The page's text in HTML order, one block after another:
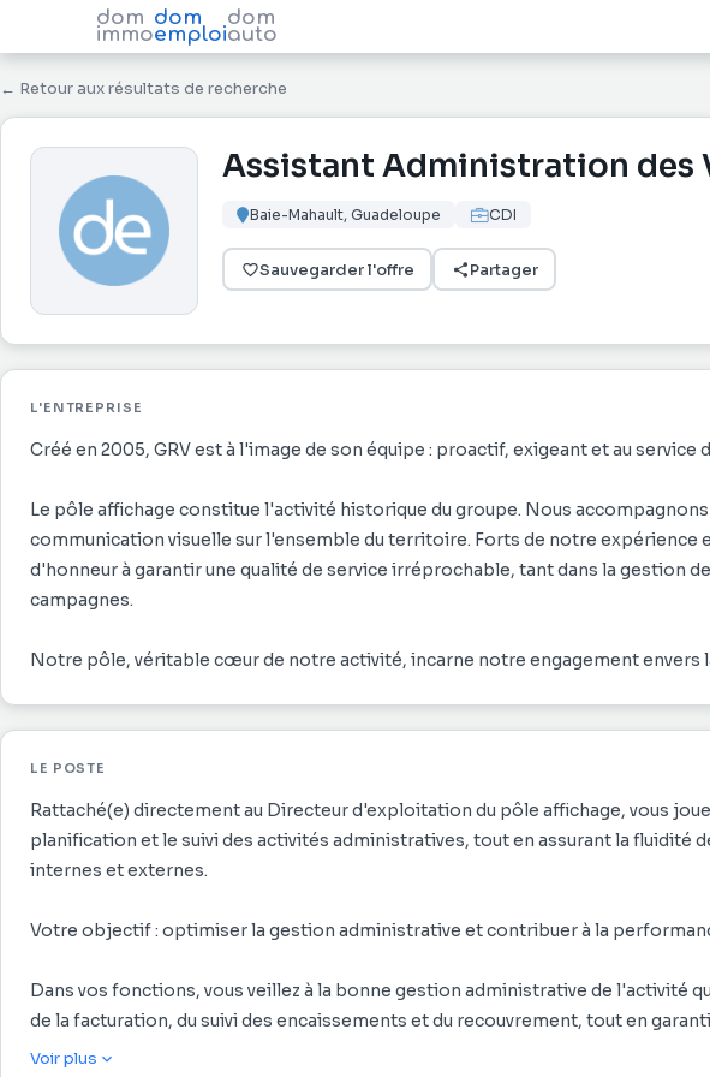
dom
immo
dom
emploi
dom
auto
← Retour aux résultats de recherche
Assistant Administration des
Baie-Mahault, Guadeloupe CDI
Sauvegarder l'offre Partager
L'ENTREPRISE
Créé en 2005, GRV est à l'image de son équipe : proactif, exigeant et au service
Le pôle affichage constitue l'activité historique du groupe. Nous
communication visuelle sur l'ensemble du territoire. Forts de notre
d'honneur à garantir une qualité de service irréprochable, tant dans la gestion
campagnes.
Notre pôle, véritable cœur de notre activité, incarne notre engagement envers
LE POSTE
Rattaché(e) directement au Directeur d'exploitation du pôle affichage, vous
planification et le suivi des activités administratives, tout en assurant la fluidité
internes et externes.
Votre objectif : optimiser la gestion administrative et contribuer à la
Dans vos fonctions, vous veillez à la bonne gestion administrative de l'activité
de la facturation, du suivi des encaissements et du recouvrement, tout en
dossiers clients. En lien direct avec la direction d'exploitation, vous assurez la
Voir plus